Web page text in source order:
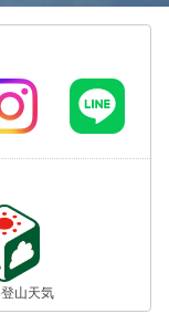
山天気